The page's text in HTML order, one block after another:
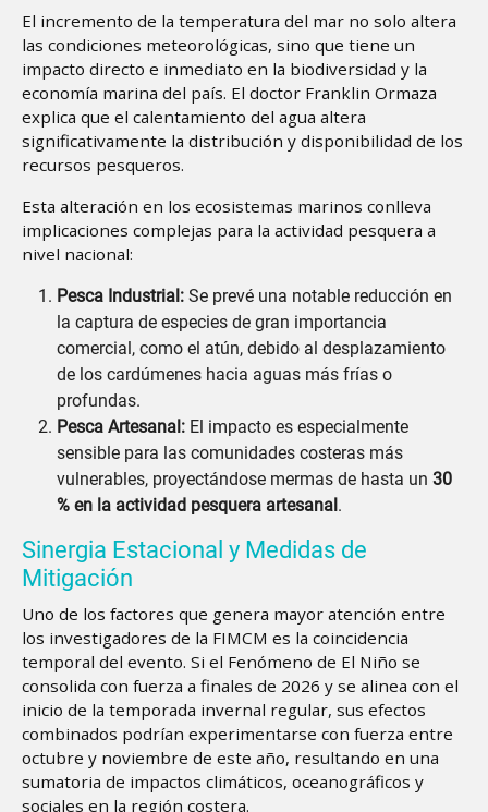
El incremento de la temperatura del mar no solo altera
las condiciones meteorológicas, sino que tiene un
impacto directo e inmediato en la biodiversidad y la
economía marina del país. El doctor Franklin Ormaza
explica que el calentamiento del agua altera
significativamente la distribución y disponibilidad de los
recursos pesqueros.
Esta alteración en los ecosistemas marinos conlleva
implicaciones complejas para la actividad pesquera a
nivel nacional:
Pesca Industrial: Se prevé una notable reducción en
la captura de especies de gran importancia
comercial, como el atún, debido al desplazamiento
de los cardúmenes hacia aguas más frías o
profundas.
Pesca Artesanal: El impacto es especialmente
sensible para las comunidades costeras más
vulnerables, proyectándose mermas de hasta un 30
% en la actividad pesquera artesanal.
Sinergia Estacional y Medidas de
Mitigación
Uno de los factores que genera mayor atención entre
los investigadores de la FIMCM es la coincidencia
temporal del evento. Si el Fenómeno de El Niño se
consolida con fuerza a finales de 2026 y se alinea con el
inicio de la temporada invernal regular, sus efectos
combinados podrían experimentarse con fuerza entre
octubre y noviembre de este año, resultando en una
sumatoria de impactos climáticos, oceanográficos y
sociales en la región costera.